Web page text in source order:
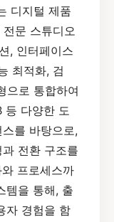
디지털 제품
문 스튜디오
, 인터페이스
최적화, 검
으로 통합하여
등 다양한 도
를 바탕으로,
전환 구조를
프로세스까
템을 통해, 출
자 경험을 함